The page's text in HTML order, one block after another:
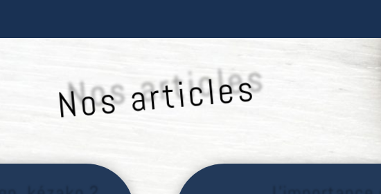
Nos articles